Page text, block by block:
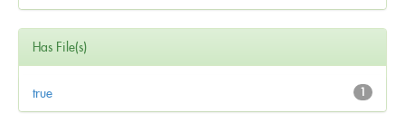
Has File(s)
1
true